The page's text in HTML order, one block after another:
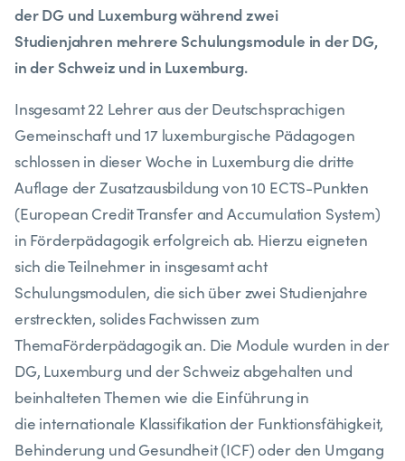
der DG und Luxemburg während zwei
Studienjahren mehrere Schulungsmodule in der DG,
in der Schweiz und in Luxemburg.
Insgesamt 22 Lehrer aus der Deutschsprachigen
Gemeinschaft und 17 luxemburgische Pädagogen
schlossen in dieser Woche in Luxemburg die dritte
Auflage der Zusatzausbildung von 10 ECTS-Punkten
(European Credit Transfer and Accumulation System)
in Förderpädagogik erfolgreich ab. Hierzu eigneten
sich die Teilnehmer in insgesamt acht
Schulungsmodulen, die sich über zwei Studienjahre
erstreckten, solides Fachwissen zum
ThemaFörderpädagogik an. Die Module wurden in der
DG, Luxemburg und der Schweiz abgehalten und
beinhalteten Themen wie die Einführung in
die internationale Klassifikation der Funktionsfähigkeit,
Behinderung und Gesundheit (ICF) oder den Umgang